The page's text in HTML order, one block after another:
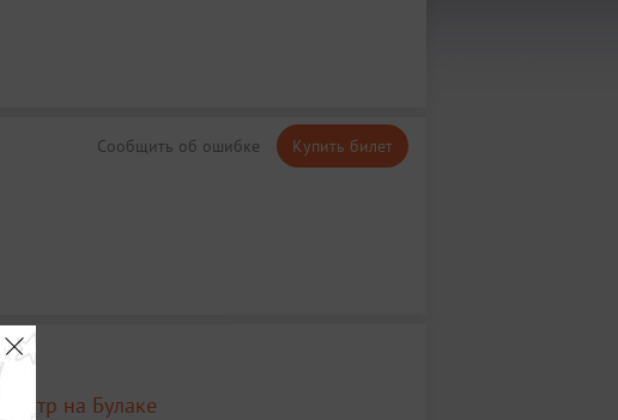
Сообщить об ошибке Купить билет
Театр на Булаке